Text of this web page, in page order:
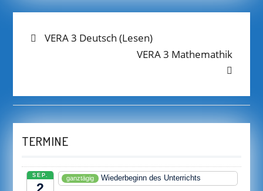
BEITRAGS-
Previous
VERA 3 Deutsch (Lesen)
Next
VERA 3 Mathemathik
TERMINE
SEP. ganztägig Wiederbeginn des Unterrichts